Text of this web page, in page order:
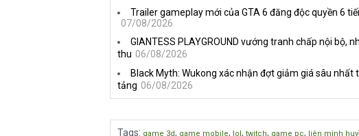
Trailer gameplay mới của GTA 6 đăng độc quyền 6
07/08/2026
GIANTESS PLAYGROUND vướng tranh chấp nội
thu 06/08/2026
Black Myth: Wukong xác nhận đợt giảm giá sâu
tảng 06/08/2026
Tags: game 3d, game mobile, lol , twitch, game pc, liên minh